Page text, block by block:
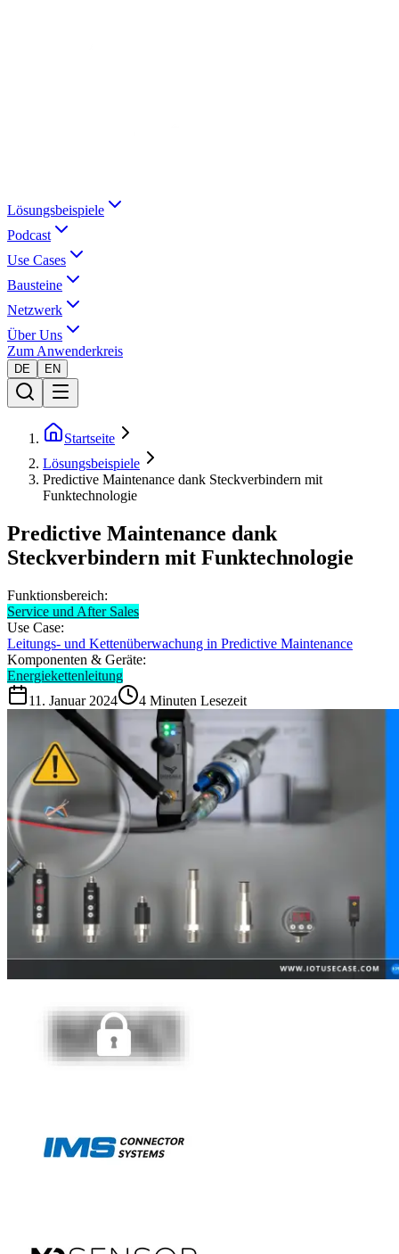
Lösungsbeispiele
Podcast
Use Cases
Bausteine
Netzwerk
Über Uns
Zum Anwenderkreis
DE EN
Startseite
Lösungsbeispiele
Predictive Maintenance dank Steckverbindern mit
Funktechnologie
Predictive Maintenance dank
Steckverbindern mit Funktechnologie
Funktionsbereich:
Service und After Sales
Use Case:
Leitungs- und Kettenüberwachung in Predictive Maintenance
Komponenten & Geräte:
Energiekettenleitung
11. Januar 2024
4 Minuten Lesezeit